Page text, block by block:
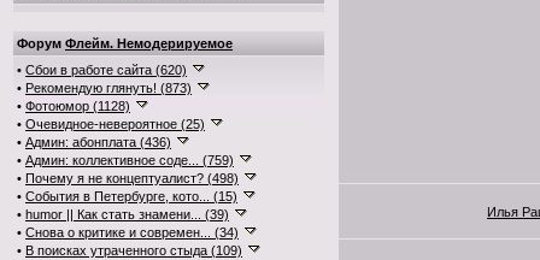
Форум Флейм. Немодерируемое
• Сбои в работе сайта (620)
• Рекомендую глянуть! (873)
• Фотоюмор (1128)
• Очевидное-невероятное (25)
• Админ: абонплата (436)
• Админ: коллективное соде... (759)
• Почему я не концептуалист? (498)
• События в Петербурге, кото... (15)
• humor || Как стать знамени... (39)
• Снова о критике и современ... (34)
• В поисках утраченного стыда (109)
Илья